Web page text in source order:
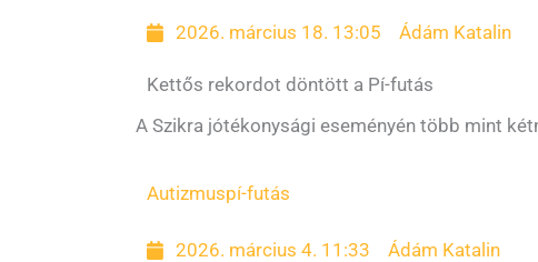
2026. március 18. 13:05 Ádám Katalin
Kettős rekordot döntött a Pí-futás
A Szikra jótékonysági eseményén több mint
Autizmuspí-futás
2026. március 4. 11:33 Ádám Katalin